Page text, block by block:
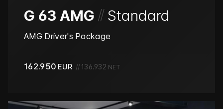
G 63 AMG // Standard
AMG Driver's Package
162.950 EUR // 136.932 NET